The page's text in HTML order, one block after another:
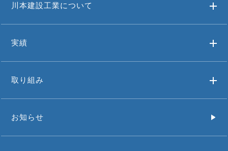
川本建設工業について
実績
取り組み
お知らせ